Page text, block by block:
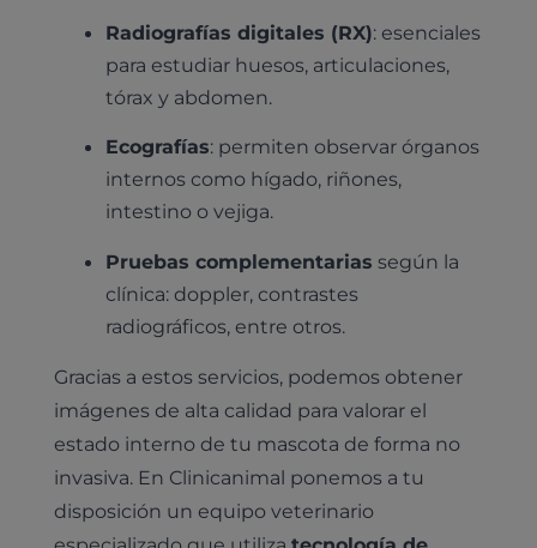
Pruebas diagnósticas
Diagnóstico veterinario por imagen
Laboratorio veterinario propio
Pruebas cropológicas
Pruebas histológicas – microscopio
Identificación con microchip y pasaporte
Desparasitación
Vacunación
Hospitalización
Leishmaniasis
Medicina general
Dermatología
Traumatología
Nutrición
Urología y nefrología
Planes de salud para perros
Planes de salud para gatos
Todos los planes de salud
¿Quiénes somos?
Comité de expertos veterinarios
Trabaja en Clinicanimal
Radiografías digitales (RX): esenciales
para estudiar huesos, articulaciones,
tórax y abdomen.
Ecografías: permiten observar órganos
internos como hígado, riñones,
intestino o vejiga.
Pruebas complementarias según la
clínica: doppler, contrastes
radiográficos, entre otros.
Gracias a estos servicios, podemos obtener
imágenes de alta calidad para valorar el
estado interno de tu mascota de forma no
invasiva. En Clinicanimal ponemos a tu
disposición un equipo veterinario